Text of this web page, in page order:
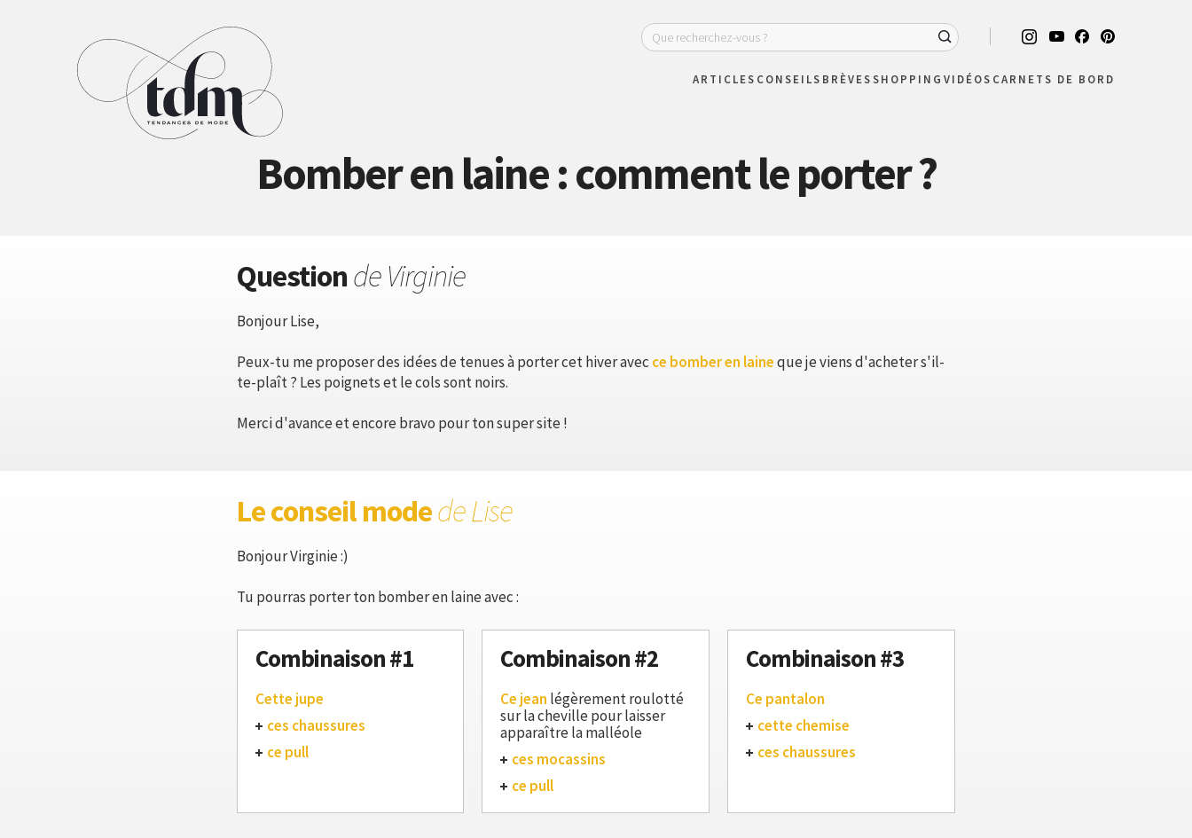
ARTICLES CONSEILS BRÈVESSHOPPING VIDÉOS CARNETS DE BORD
Bomber en laine : comment le porter ?
Questionde Virginie
Bonjour Lise,
Peux-tu me proposer des idées de tenues à porter cet hiver avec ce bomber en laineque je viens d'acheter s'il-
te-plaît ? Les poignets et le cols sont noirs.
Merci d'avance et encore bravo pour ton super site !
Le conseil modede Lise
Bonjour Virginie :)
Tu pourras porter ton bomber en laine avec :
Combinaison #1
Cette jupe
ces chaussures
ce pull
Combinaison #2
Ce jean légèrement roulotté
sur la cheville pour laisser
apparaître la malléole
ces mocassins
ce pull
Combinaison #3
Ce pantalon
cette chemise
ces chaussures